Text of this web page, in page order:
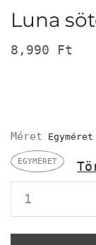
Luna
8,990 Ft
Méret
EGYMÉRET